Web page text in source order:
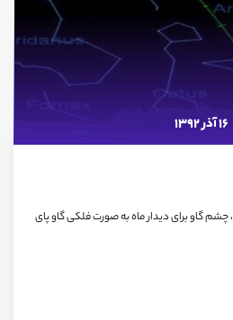
16 آذر 1392
نیمه شب روز دوشنبه 25آذر ماه 92، چشم گاو برای دیدار ماه به صورت فلکی گاو پای